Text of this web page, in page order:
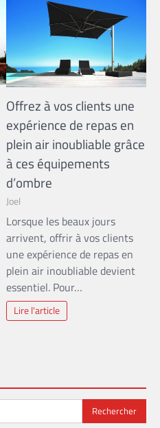
Offrez à vos clients une
expérience de repas en
plein air inoubliable grâce
à ces équipements
d’ombre
Joel
Lorsque les beaux jours
arrivent, offrir à vos clients
une expérience de repas en
plein air inoubliable devient
essentiel. Pour…
Lire l'article